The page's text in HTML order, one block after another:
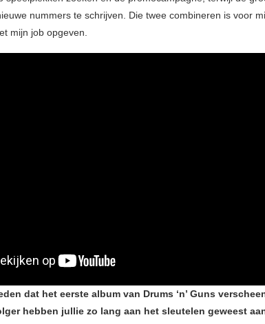
nummers te schrijven. Die twee combineren is voor
mijn job opgeven.
dat het eerste album van Drums ‘n’ Guns
hebben jullie zo lang aan het sleutelen geweest